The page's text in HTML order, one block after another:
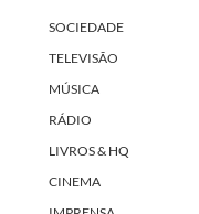
SOCIEDADE
TELEVISÃO
MÚSICA
RÁDIO
LIVROS & HQ
CINEMA